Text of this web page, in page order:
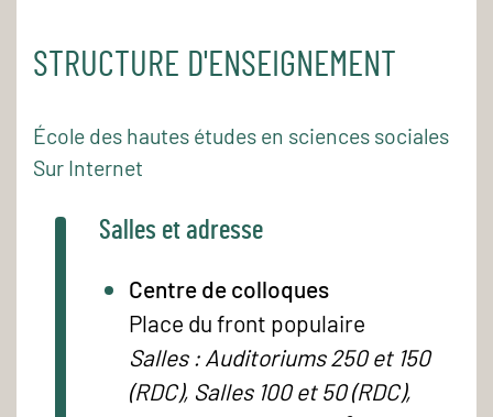
STRUCTURE D'ENSEIGNEMENT
École des hautes études en sciences sociales
Sur Internet
Salles et adresse
Centre de colloques
Place du front populaire
Salles : Auditoriums 250 et 150
(RDC), Salles 100 et 50 (RDC),